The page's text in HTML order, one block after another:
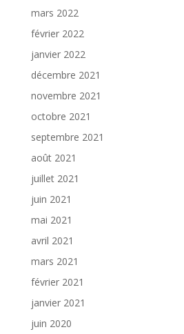
mars 2022
février 2022
janvier 2022
décembre 2021
novembre 2021
octobre 2021
septembre 2021
août 2021
juillet 2021
juin 2021
mai 2021
avril 2021
mars 2021
février 2021
janvier 2021
juin 2020